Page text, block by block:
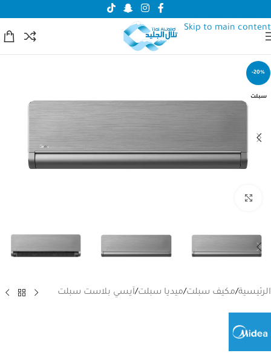
Skip to main content
-20%
سبلت
الرئيسية/مكيف سبلت/ميديا سبلت/آيسي بلاست سبلت